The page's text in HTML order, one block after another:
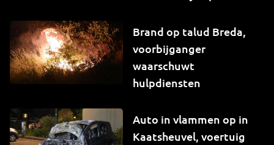
Brand op talud Breda,
voorbijganger
waarschuwt
hulpdiensten
Auto in vlammen op in
Kaatsheuvel, voertuig